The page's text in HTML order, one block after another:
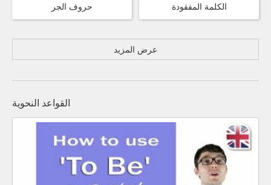
حروف الجر الكلمة المفقودة
عرض المزيد
القواعد النحوية